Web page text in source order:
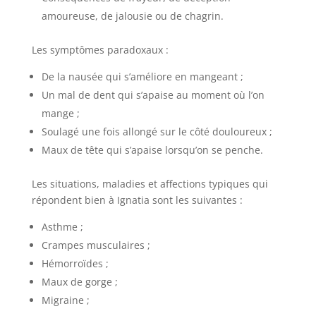
amoureuse, de jalousie ou de chagrin.
Les symptômes paradoxaux :
De la nausée qui s’améliore en mangeant ;
Un mal de dent qui s’apaise au moment où l’on
mange ;
Soulagé une fois allongé sur le côté douloureux ;
Maux de tête qui s’apaise lorsqu’on se penche.
Les situations, maladies et affections typiques qui
répondent bien à Ignatia sont les suivantes :
Asthme ;
Crampes musculaires ;
Hémorroïdes ;
Maux de gorge ;
Migraine ;